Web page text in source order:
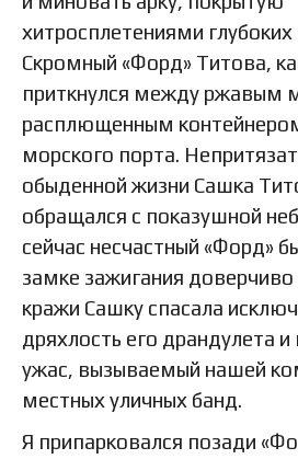
хитросплетениями
Скромный «Форд» Титова,
приткнулся между ржавым
расплющенным
морского порта.
обыденной жизни Сашка
обращался с показушной
сейчас несчастный «Форд»
замке зажигания
кражи Сашку спасала
дряхлость его драндулета и
ужас, вызываемый нашей
местных уличных банд.
Я припарковался позади